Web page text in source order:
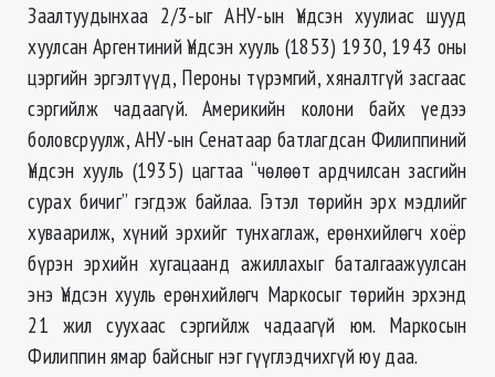
Заалтуудынхаа 2/3-ыг АНУ-ын Үндсэн хуулиас шууд
хуулсан Аргентиний Үндсэн хууль (1853) 1930, 1943 оны
цэргийн эргэлтүүд, Пероны түрэмгий, хяналтгүй засгаас
сэргийлж чадаагүй. Америкийн колони байх үедээ
боловсруулж, АНУ-ын Сенатаар батлагдсан Филиппиний
Үндсэн хууль (1935) цагтаа “чөлөөт ардчилсан засгийн
сурах бичиг” гэгдэж байлаа. Гэтэл төрийн эрх мэдлийг
хуваарилж, хүний эрхийг тунхаглаж, ерөнхийлөгч хоёр
бүрэн эрхийн хугацаанд ажиллахыг баталгаажуулсан
энэ Үндсэн хууль ерөнхийлөгч Маркосыг төрийн эрхэнд
21 жил суухаас сэргийлж чадаагүй юм. Маркосын
Филиппин ямар байсныг нэг гүүглэдчихгүй юу даа.